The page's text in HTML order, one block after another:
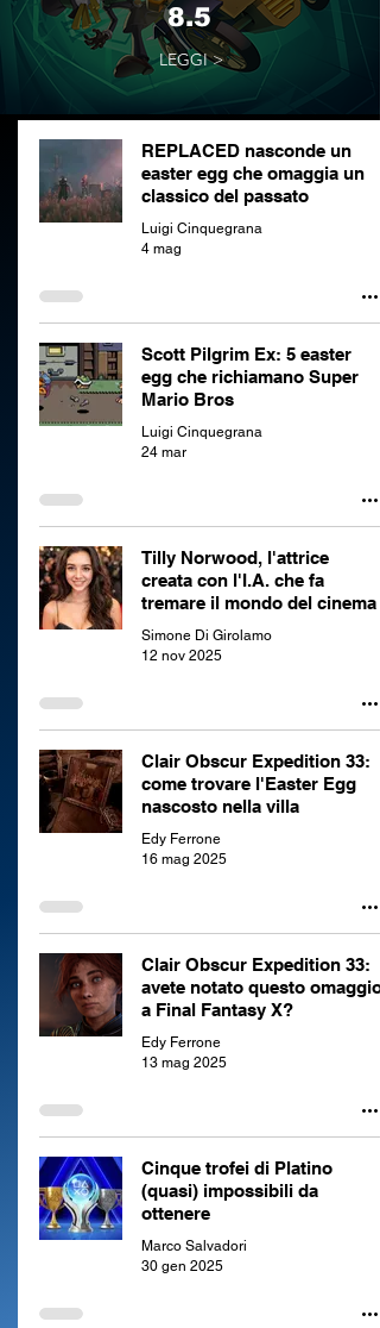
8.5
LEGGI >
REPLACED nasconde un
easter egg che omaggia un
classico del passato
Luigi Cinquegrana
4 mag
Scott Pilgrim Ex: 5 easter
egg che richiamano Super
Mario Bros
Luigi Cinquegrana
24 mar
Tilly Norwood, l'attrice
creata con l'I.A. che fa
tremare il mondo del cinema
Simone Di Girolamo
12 nov 2025
Clair Obscur Expedition 33:
come trovare l'Easter Egg
nascosto nella villa
Edy Ferrone
16 mag 2025
Clair Obscur Expedition 33:
avete notato questo omaggio
a Final Fantasy X?
Edy Ferrone
13 mag 2025
Cinque trofei di Platino
(quasi) impossibili da
ottenere
Marco Salvadori
30 gen 2025